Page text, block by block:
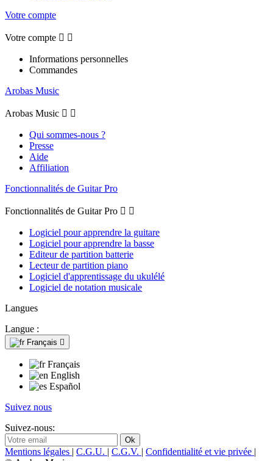
Votre compte
Votre compte  
Informations personnelles
Commandes
Arobas Music
Arobas Music  
Qui sommes-nous ?
Presse
Aide
Affiliation
Fonctionnalités de Guitar Pro
Fonctionnalités de Guitar Pro  
Logiciel pour apprendre la guitare
Logiciel pour apprendre la basse
Editeur de partition batterie
Lecteur de partition piano
Logiciel d'apprentissage du ukulélé
Logiciel de notation musicale
Langues
Langue :
Français 
Français
English
Español
Suivez nous
Suivez-nous:
Mentions légales | C.G.U. | C.G.V. | Confidentialité et vie privée |